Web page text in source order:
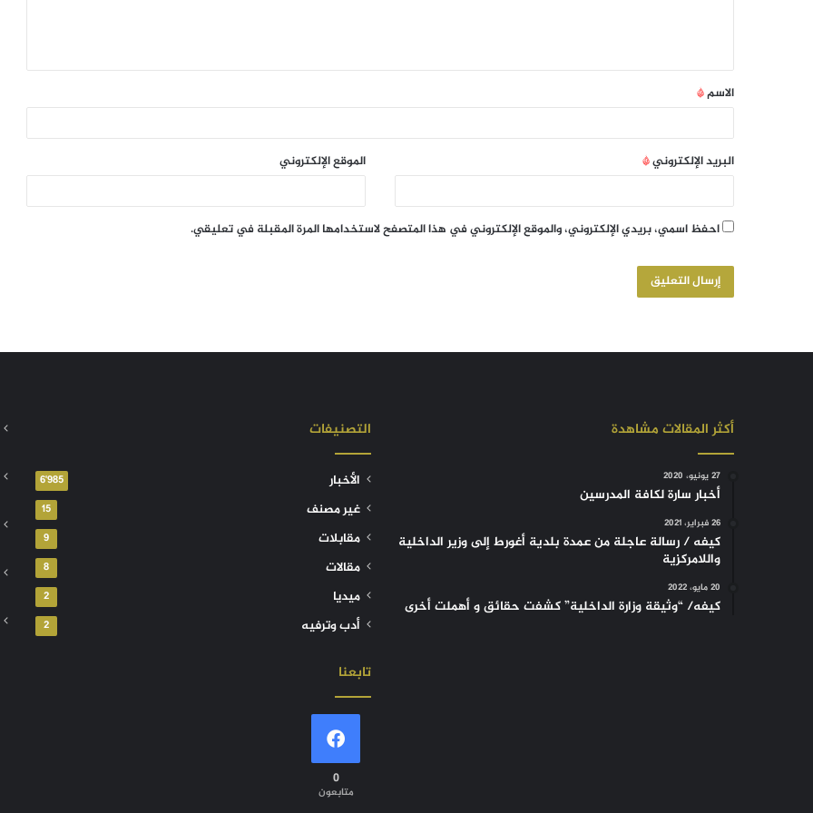
الاسم*
البريد الإلكتروني* الموقع الإلكتروني
احفظ اسمي، بريدي الإلكتروني، والموقع الإلكتروني في هذا المتصفح لاستخدامها المرة المقبلة في تعليقي.
أكثر المقالات مشاهدة
27 يونيو، 2020
أخبار سارة لكافة المدرسين
26 فبراير، 2021
كيفه / رسالة عاجلة من عمدة بلدية أغورط إلى وزير الداخلية
واللامركزية
20 مايو، 2022
كيفه/ “وثيقة وزارة الداخلية” كشفت حقائق و أهملت أخرى
التصنيفات
الأخبار 6٬985
غير مصنف 15
مقابلات 9
مقالات 8
ميديا 2
أدب وترفيه 2
تابعنا
0
متابعون